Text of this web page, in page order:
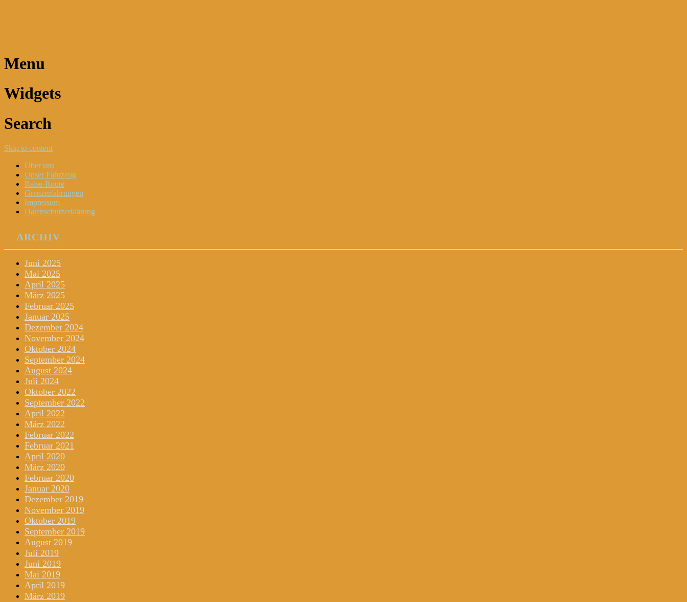
Menu
Widgets
Search
Skip to content
Über uns
Unser Fahrzeug
Reise-Route
Grenzerfahrungen
Impressum
Datenschutzerklärung
ARCHIV
Juni 2025
Mai 2025
April 2025
März 2025
Februar 2025
Januar 2025
Dezember 2024
November 2024
Oktober 2024
September 2024
August 2024
Juli 2024
Oktober 2022
September 2022
April 2022
März 2022
Februar 2022
Februar 2021
April 2020
März 2020
Februar 2020
Januar 2020
Dezember 2019
November 2019
Oktober 2019
September 2019
August 2019
Juli 2019
Juni 2019
Mai 2019
April 2019
März 2019